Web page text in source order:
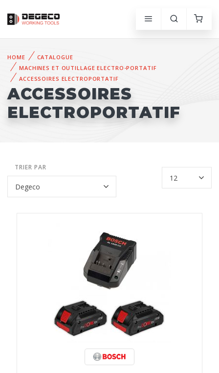
HOME
CATALOGUE
MACHINES ET OUTILLAGE ELECTRO-PORTATIF
ACCESSOIRES ELECTROPORTATIF
ACCESSOIRES
ELECTROPORTATIF
TRIER PAR